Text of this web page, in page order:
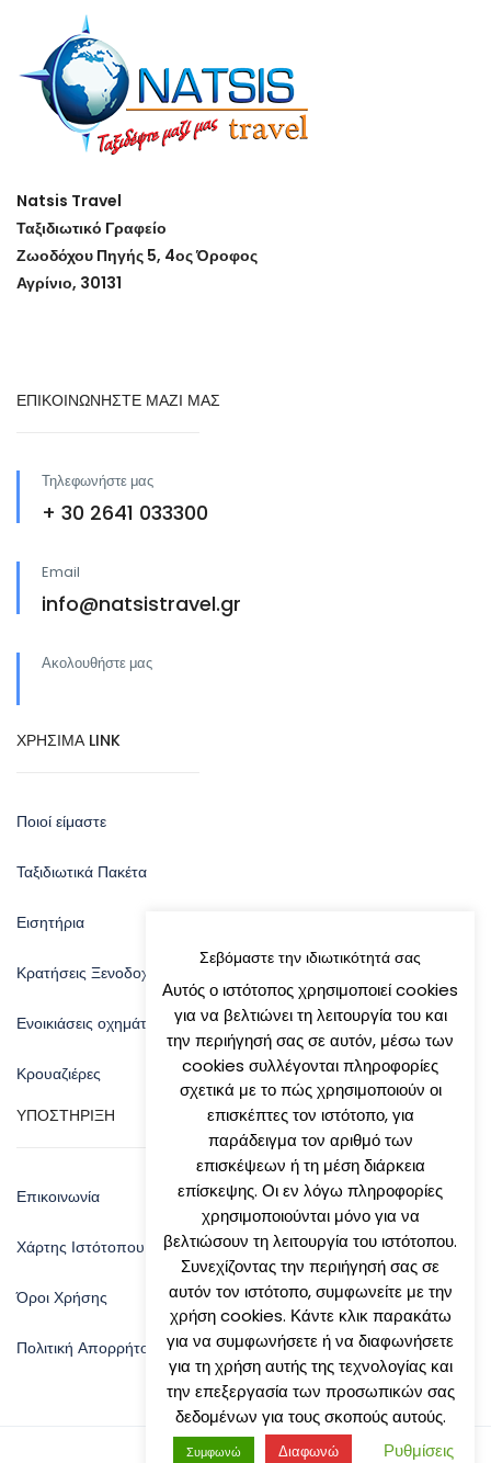
Natsis Travel
Ταξιδιωτικό Γραφείο
Ζωοδόχου Πηγής 5, 4ος Όροφος
Αγρίνιο, 30131
ΕΠΙΚΟΙΝΩΝΗΣΤΕ ΜΑΖΙ ΜΑΣ
Τηλεφωνήστε μας
+ 30 2641 033300
Email
info@natsistravel.gr
Ακολουθήστε μας
ΧΡΗΣΙΜΑ LINK
Ποιοί είμαστε
Ταξιδιωτικά Πακέτα
Εισητήρια
Κρατήσεις Ξενοδοχείων
Ενοικιάσεις οχημάτων
Κρουαζιέρες
ΥΠΟΣΤΗΡΙΞΗ
Επικοινωνία
Χάρτης Ιστότοπου
Όροι Χρήσης
Πολιτική Απορρήτου
Σεβόμαστε την ιδιωτικότητά σας
Αυτός ο ιστότοπος χρησιμοποιεί cookies
για να βελτιώνει τη λειτουργία του και
την περιήγησή σας σε αυτόν, μέσω των
cookies συλλέγονται πληροφορίες
σχετικά με το πώς χρησιμοποιούν οι
επισκέπτες τον ιστότοπο, για
παράδειγμα τον αριθμό των
επισκέψεων ή τη μέση διάρκεια
επίσκεψης. Οι εν λόγω πληροφορίες
χρησιμοποιούνται μόνο για να
βελτιώσουν τη λειτουργία του ιστότοπου.
Συνεχίζοντας την περιήγησή σας σε
αυτόν τον ιστότοπο, συμφωνείτε με την
χρήση cookies. Κάντε κλικ παρακάτω
για να συμφωνήσετε ή να διαφωνήσετε
για τη χρήση αυτής της τεχνολογίας και
την επεξεργασία των προσωπικών σας
δεδομένων για τους σκοπούς αυτούς.
Συμφωνώ Διαφωνώ Ρυθμίσεις